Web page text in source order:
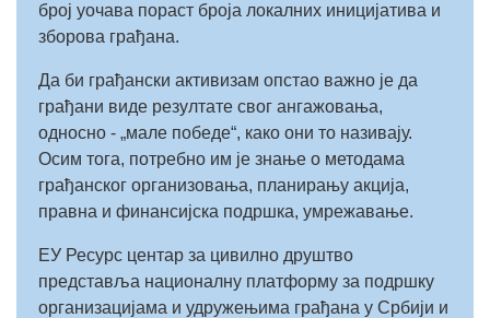
број уочава пораст броја локалних иницијатива и
зборова грађана.
Да би грађански активизам опстао важно је да
грађани виде резултате свог ангажовања,
односно - „мале победе“, како они то називају.
Осим тога, потребно им је знање о методама
грађанског организовања, планирању акција,
правна и финансијска подршка, умрежавање.
ЕУ Ресурс центар за цивилно друштво
представља националну платформу за подршку
организацијама и удружењима грађана у Србији и